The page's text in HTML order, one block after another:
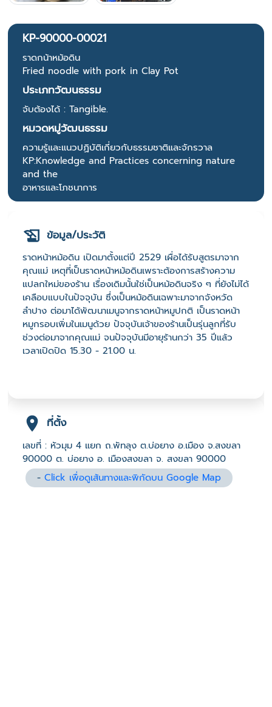
KP-90000-00021
ราดกน้าหม้อดิน
Fried noodle with pork in Clay Pot
ประเภทวัฒนธรรม
จับต้องได้ : Tangible.
หมวดหมู่วัฒนธรรม
ความรู้และแนวปฏิบัติเกี่ยวกับธรรมชาติและจักรวาล
KP:Knowledge and Practices concerning nature
and the
อาหารและโภชนาการ
ข้อมูล/ประวัติ
ราดหน้าหม้อดิน เปิดมาตั้งแต่ปี 2529 เผื่อได้รับสูตรมาจาก
คุณแม่ เหตุที่เป็นราดหน้าหม้อดินเพราะต้องการสร้างความ
แปลกใหม่ของร้าน เรื่องเดิมนั้นใช่เป็นหม้อดินจริง ๆ ที่ยังไม่ได้
เคลือบแบบในปัจจุบัน ซึ่งเป็นหม้อดินเฉพาะมาจากจังหวัด
ลำปาง ต่อมาได้พัฒนาเมนูจากราดหน้าหมูปกติ เป็นราดหน้า
หมูกรอบเพิ่มในเมนูด้วย ปัจจุบันเจ้าของร้านเป็นรุ่นลูกที่รับ
ช่วงต่อมาจากคุณแม่ จนปัจจุบันมีอายุร้านกว่า 35 ปีแล้ว
เวลาเปิดปิด 15.30 - 21.00 น.
ที่ตั้ง
เลขที่ : หัวมุม 4 แยก ถ.พัทลุง ต.บ่อยาง อ.เมือง จ.สงขลา
90000 ต. บ่อยาง อ. เมืองสงขลา จ. สงขลา 90000
-Click เพื่อดูเส้นทางและพิกัดบน Google Map